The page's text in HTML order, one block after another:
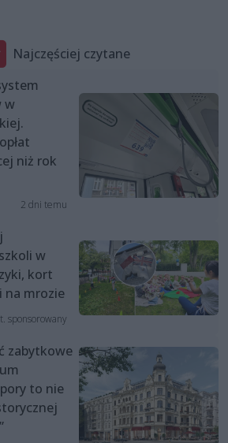
Najczęściej czytane
w
niż rok
2 dni temu
w
kort
na mrozie
sponsorowany
zabytkowe
to nie